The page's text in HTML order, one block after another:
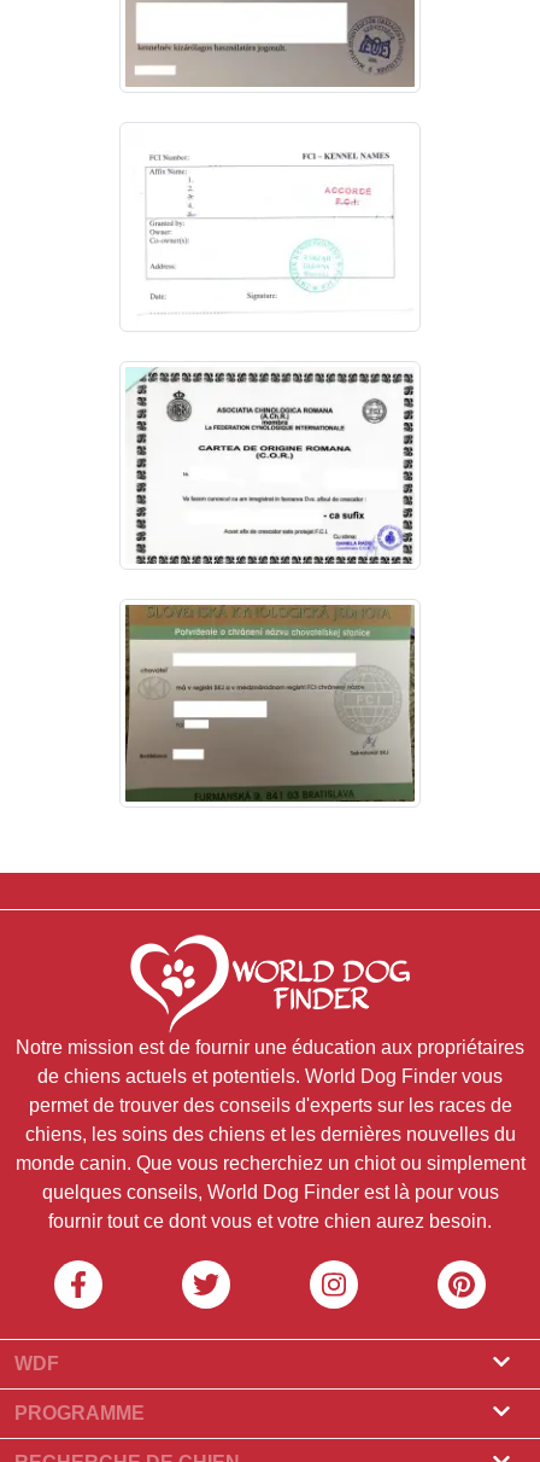
Notre mission est de fournir une éducation aux propriétaires
de chiens actuels et potentiels. World Dog Finder vous
permet de trouver des conseils d'experts sur les races de
chiens, les soins des chiens et les dernières nouvelles du
monde canin. Que vous recherchiez un chiot ou simplement
quelques conseils, World Dog Finder est là pour vous
fournir tout ce dont vous et votre chien aurez besoin.
WDF
À props de nous
Qu'est-ce que World Dog Finder
PROGRAMME
Programme éleveur